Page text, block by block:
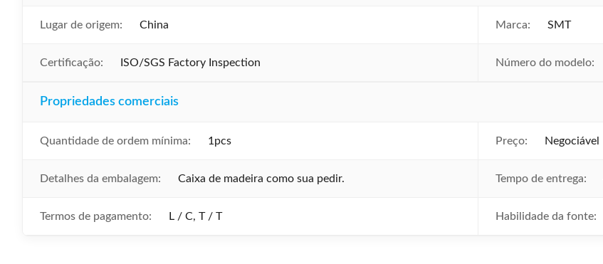
Lugar de origem: China Marca: SMT
Certificação: ISO/SGS Factory Inspection Número do modelo:
Propriedades comerciais
Quantidade de ordem mínima: 1pcs Preço: Negociável
Detalhes da embalagem: Caixa de madeira como sua pedir. Tempo de entrega:
Termos de pagamento: L / C, T / T Habilidade da fonte: